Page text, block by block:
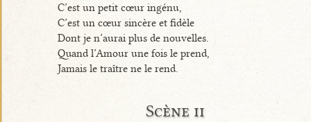
C’est un petit cœur ingénu,
C’est un cœur sincère et fidèle
Dont je n’aurai plus de nouvelles.
Quand l’Amour une fois le prend,
Jamais le traître ne le rend.
Scène ii